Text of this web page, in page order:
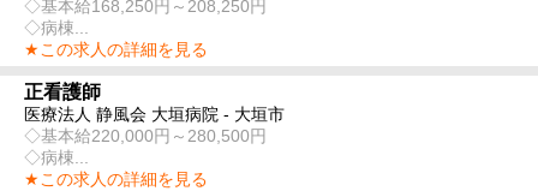
◇基本給168,250円～208,250円
◇病棟...
★この求人の詳細を見る
正看護師
医療法人 静風会 大垣病院 - 大垣市
◇基本給220,000円～280,500円
◇病棟...
★この求人の詳細を見る